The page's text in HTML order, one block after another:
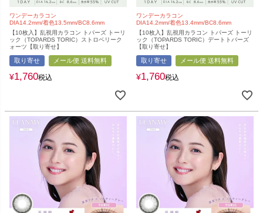
ワンデーカラコン
DIA14.2mm/着色13.5mm/BC8.6mm
【10枚入】乱視用カラコン トパーズ トーリ
ック（TOPARDS TORIC）ストロベリーク
ォーツ【取り寄せ】
取り寄せ メール便 送料無料
¥1,760税込
ワンデーカラコン
DIA14.2mm/着色13.4mm/BC8.6mm
【10枚入】乱視用カラコン トパーズ トーリ
ック（TOPARDS TORIC）デートトパーズ
【取り寄せ】
取り寄せ メール便 送料無料
¥1,760税込